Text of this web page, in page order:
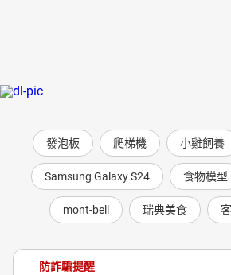
發泡板 爬梯機 小雞飼養
Samsung Galaxy S24 食物模型
mont-bell 瑞典美食
防詐騙提醒